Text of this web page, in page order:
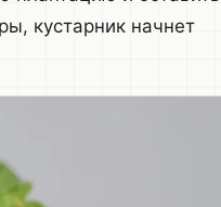
кустарник начнет